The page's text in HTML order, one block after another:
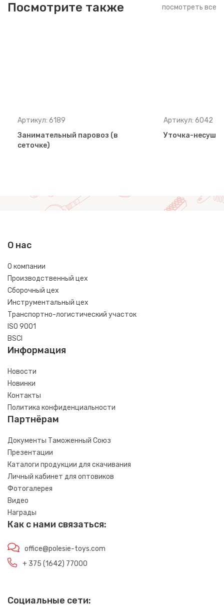
Посмотрите также посмотреть все
Артикул: 6189
Занимательный паровоз (в
сеточке)
Артикул: 6042
Уточка-
О нас
О компании
Производственный цех
Сборочный цех
Инструментальный цех
Транспортно-логистический участок
ISO 9001
BSCI
Информация
Новости
Новинки
Контакты
Политика конфиденциальности
Партнёрам
Документы Таможенный Союз
Презентации
Каталоги продукции для скачивания
Личный кабинет для оптовиков
Фотогалерея
Видео
Награды
Как с нами связаться:
office@polesie-toys.com
+ 375 (1642) 77000
Социальные сети: